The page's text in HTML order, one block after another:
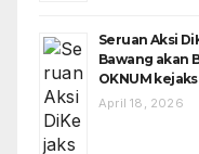
Seruan Aksi
Bawang akan
OKNUM
April 18, 2026